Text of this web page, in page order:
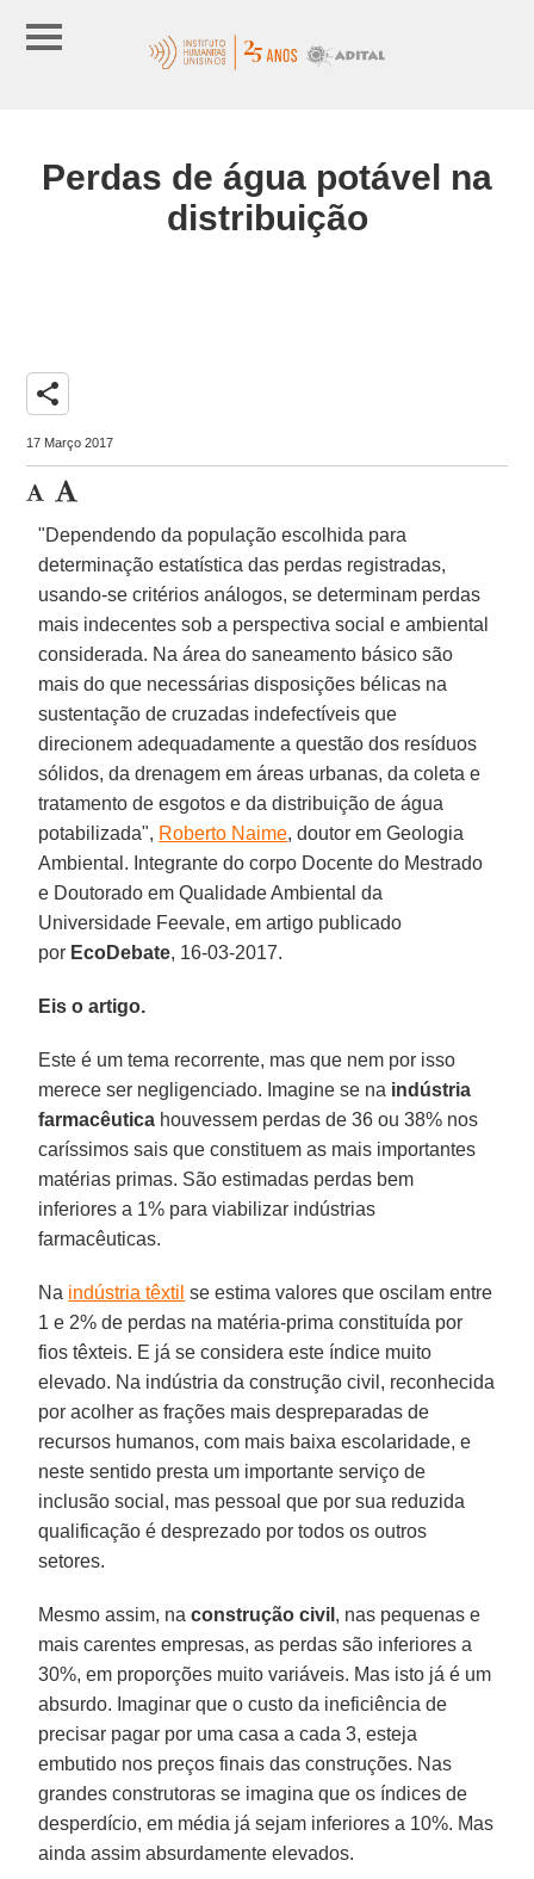
Perdas de água potável na
distribuição
share
17 Março 2017
"Dependendo da população escolhida para
determinação estatística das perdas registradas,
usando-se critérios análogos, se determinam perdas
mais indecentes sob a perspectiva social e ambiental
considerada. Na área do saneamento básico são
mais do que necessárias disposições bélicas na
sustentação de cruzadas indefectíveis que
direcionem adequadamente a questão dos resíduos
sólidos, da drenagem em áreas urbanas, da coleta e
tratamento de esgotos e da distribuição de água
potabilizada", Roberto Naime, doutor em Geologia
Ambiental. Integrante do corpo Docente do Mestrado
e Doutorado em Qualidade Ambiental da
Universidade Feevale, em artigo publicado
por EcoDebate, 16-03-2017.
Eis o artigo.
Este é um tema recorrente, mas que nem por isso
merece ser negligenciado. Imagine se na indústria
farmacêutica houvessem perdas de 36 ou 38% nos
caríssimos sais que constituem as mais importantes
matérias primas. São estimadas perdas bem
inferiores a 1% para viabilizar indústrias
farmacêuticas.
Na indústria têxtil se estima valores que oscilam entre
1 e 2% de perdas na matéria-prima constituída por
fios têxteis. E já se considera este índice muito
elevado. Na indústria da construção civil, reconhecida
por acolher as frações mais despreparadas de
recursos humanos, com mais baixa escolaridade, e
neste sentido presta um importante serviço de
inclusão social, mas pessoal que por sua reduzida
qualificação é desprezado por todos os outros
setores.
Mesmo assim, naconstrução civil , nas pequenas e
mais carentes empresas, as perdas são inferiores a
30%, em proporções muito variáveis. Mas isto já é um
absurdo. Imaginar que o custo da ineficiência de
precisar pagar por uma casa a cada 3, esteja
embutido nos preços finais das construções. Nas
grandes construtoras se imagina que os índices de
desperdício, em média já sejam inferiores a 10%. Mas
ainda assim absurdamente elevados.